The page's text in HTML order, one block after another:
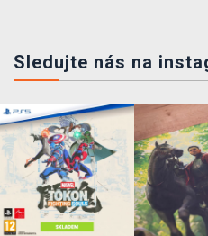
Sledujte nás na